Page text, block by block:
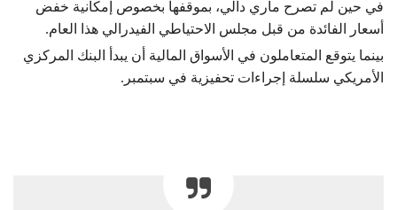
في حين لم تصرح ماري دالي، بموقفها بخصوص إمكانية خفض
أسعار الفائدة من قبل مجلس الاحتياطي الفيدرالي هذا العام.
بينما يتوقع المتعاملون في الأسواق المالية أن يبدأ البنك المركزي
الأمريكي سلسلة إجراءات تحفيزية في سبتمبر.